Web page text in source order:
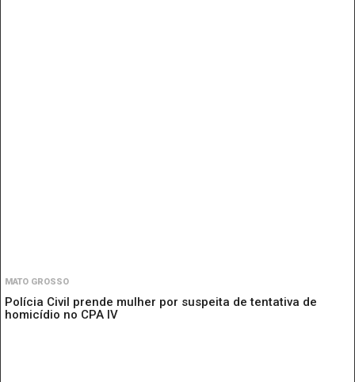
MATO GROSSO
Polícia Civil prende mulher por suspeita de tentativa de
homicídio no CPA IV